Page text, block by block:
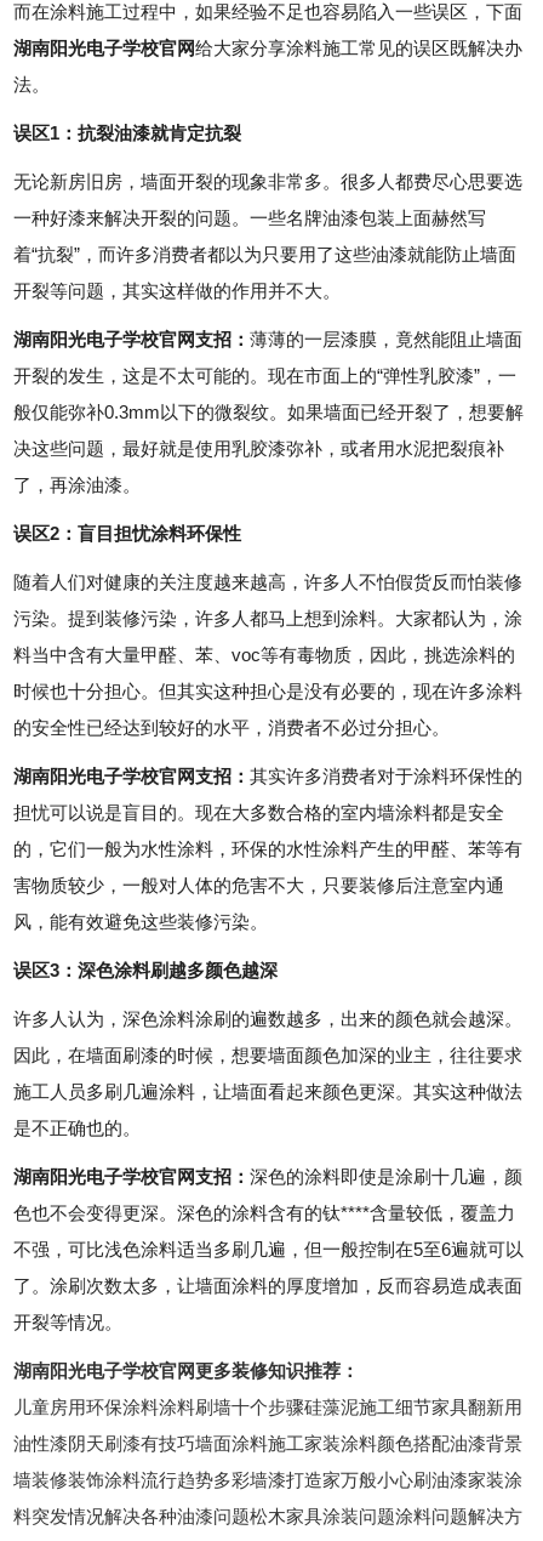
而在涂料施工过程中，如果经验不足也容易陷入一些误区，下面
湖南阳光电子学校官网给大家分享涂料施工常见的误区既解决办
法。
误区1：抗裂油漆就肯定抗裂
无论新房旧房，墙面开裂的现象非常多。很多人都费尽心思要选
一种好漆来解决开裂的问题。一些名牌油漆包装上面赫然写
着“抗裂”，而许多消费者都以为只要用了这些油漆就能防止墙面
开裂等问题，其实这样做的作用并不大。
湖南阳光电子学校官网支招：薄薄的一层漆膜，竟然能阻止墙面
开裂的发生，这是不太可能的。现在市面上的“弹性乳胶漆”，一
般仅能弥补0.3mm以下的微裂纹。如果墙面已经开裂了，想要解
决这些问题，最好就是使用乳胶漆弥补，或者用水泥把裂痕补
了，再涂油漆。
误区2：盲目担忧涂料环保性
随着人们对健康的关注度越来越高，许多人不怕假货反而怕装修
污染。提到装修污染，许多人都马上想到涂料。大家都认为，涂
料当中含有大量甲醛、苯、voc等有毒物质，因此，挑选涂料的
时候也十分担心。但其实这种担心是没有必要的，现在许多涂料
的安全性已经达到较好的水平，消费者不必过分担心。
湖南阳光电子学校官网支招：其实许多消费者对于涂料环保性的
担忧可以说是盲目的。现在大多数合格的室内墙涂料都是安全
的，它们一般为水性涂料，环保的水性涂料产生的甲醛、苯等有
害物质较少，一般对人体的危害不大，只要装修后注意室内通
风，能有效避免这些装修污染。
误区3：深色涂料刷越多颜色越深
许多人认为，深色涂料涂刷的遍数越多，出来的颜色就会越深。
因此，在墙面刷漆的时候，想要墙面颜色加深的业主，往往要求
施工人员多刷几遍涂料，让墙面看起来颜色更深。其实这种做法
是不正确也的。
湖南阳光电子学校官网支招：深色的涂料即使是涂刷十几遍，颜
色也不会变得更深。深色的涂料含有的钛****含量较低，覆盖力
不强，可比浅色涂料适当多刷几遍，但一般控制在5至6遍就可以
了。涂刷次数太多，让墙面涂料的厚度增加，反而容易造成表面
开裂等情况。
湖南阳光电子学校官网更多装修知识推荐：
儿童房用环保涂料涂料刷墙十个步骤硅藻泥施工细节家具翻新用
油性漆阴天刷漆有技巧墙面涂料施工家装涂料颜色搭配油漆背景
墙装修装饰涂料流行趋势多彩墙漆打造家万般小心刷油漆家装涂
料突发情况解决各种油漆问题松木家具涂装问题涂料问题解决方